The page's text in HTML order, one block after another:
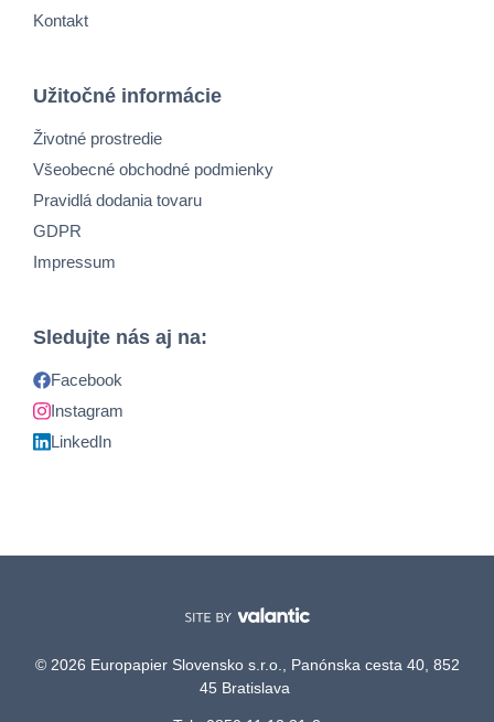
Kontakt
Užitočné informácie
Životné prostredie
Všeobecné obchodné podmienky
Pravidlá dodania tovaru
GDPR
Impressum
Sledujte nás aj na:
Facebook
Instagram
LinkedIn
© 2026 Europapier Slovensko s.r.o., Panónska cesta 40, 852
45 Bratislava